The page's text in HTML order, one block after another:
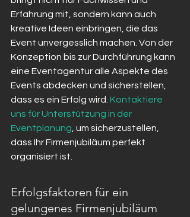
Erfahrung mit, sondern kann auch
kreative Ideen einbringen, die das
Event unvergesslich machen. Von der
Konzeption bis zur Durchführung kann
eine Eventagentur alle Aspekte des
Events abdecken und sicherstellen,
dass es ein Erfolg wird. Kontaktiere
uns für Unterstützung in der
Eventplanung , um sicherzustellen,
dass Ihr Firmenjubiläum perfekt
organisiert ist.
Erfolgsfaktoren für ein
gelungenes Firmenjubiläum